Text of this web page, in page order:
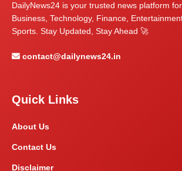
DailyNews24 is your trusted news platform
Business, Technology, Finance,
Sports. Stay Updated, Stay Ahead 🚀
contact@dailynews24.in
Quick Links
About Us
Contact Us
Disclaimer